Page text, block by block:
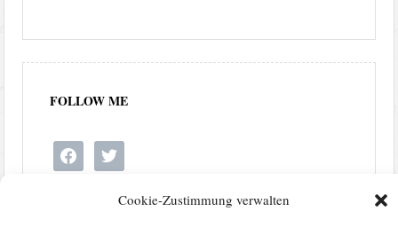
Cookie-Zustimmung verwalten
FOLLOW ME
facebook twitter